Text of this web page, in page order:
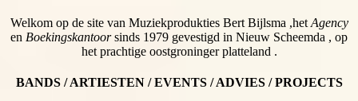
Welkom op de site van Muziekprodukties Bert Bijlsma ,het Agency
en Boekingskantoorsinds 1979 gevestigd in Nieuw Scheemda , op
het prachtige oostgroninger platteland .
BANDS / ARTIESTEN / EVENTS / ADVIES / PROJECTS